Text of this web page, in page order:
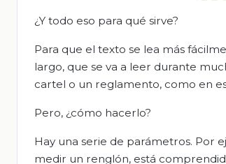
¿Y todo eso para qué sirve?
Para que el texto se lea más
largo, que se va a leer durante
cartel o un reglamento, como en
Pero, ¿cómo hacerlo?
Hay una serie de parámetros. Por
medir un renglón, está